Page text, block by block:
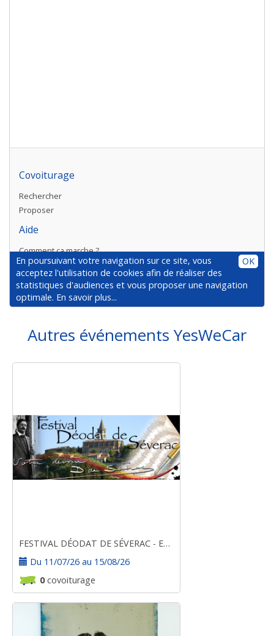
Autres événements YesWeCar
FESTIVAL DÉODAT DE SÉVERAC - ESTIVALES 2026
Du 11/07/26 au 15/08/26
0covoiturage